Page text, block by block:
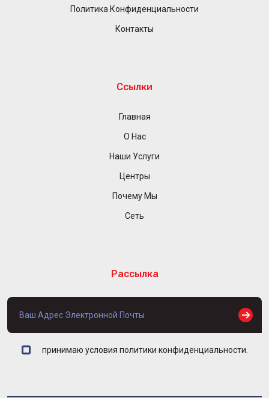
Политика Конфиденциальности
Контакты
Ссылки
Главная
О Нас
Наши Услуги
Центры
Почему Мы
Сеть
Рассылка
принимаю условия политики конфиденциальности.